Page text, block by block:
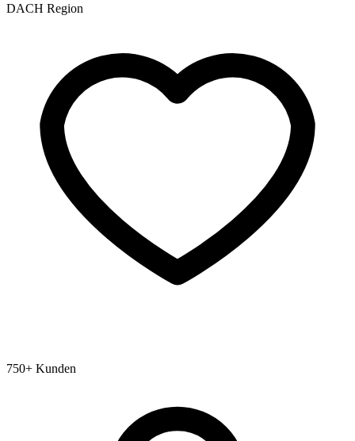
DACH Region
750+ Kunden